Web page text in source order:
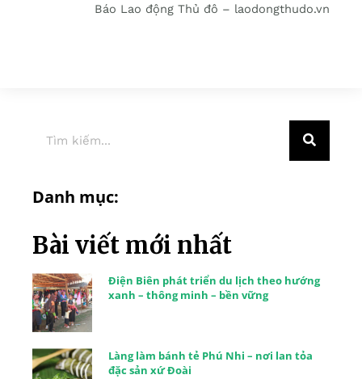
Báo Lao động Thủ đô – laodongthudo.vn
Danh mục:
Bài viết mới nhất
Điện Biên phát triển du lịch theo hướng
xanh – thông minh – bền vững
Làng làm bánh tẻ Phú Nhi – nơi lan tỏa
đặc sản xứ Đoài